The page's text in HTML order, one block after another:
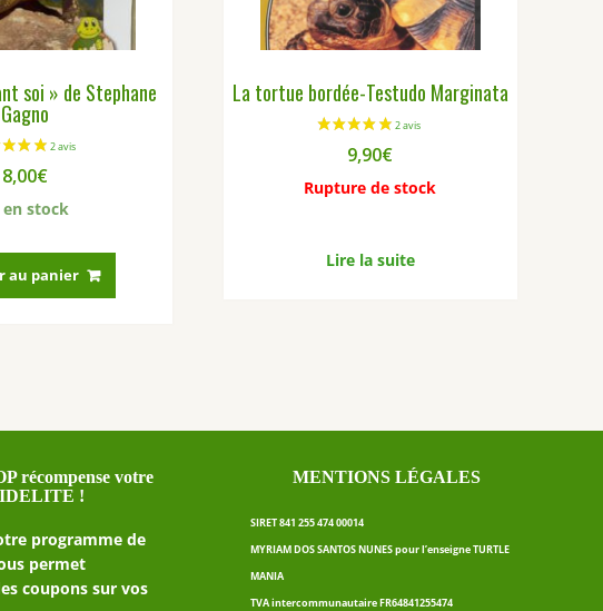
soi » de Stephane
Gagno
8,00€
en stock
au panier
La tortue bordée-Testudo Marginata
9,90€
Rupture de stock
Lire la suite
récompense votre
!
programme de
permet
coupons sur vos
MENTIONS LÉGALES
SIRET 841 255 474 00014
MYRIAM DOS SANTOS NUNES pour l’enseigne TURTLE
MANIA
TVA intercommunautaire FR64841255474